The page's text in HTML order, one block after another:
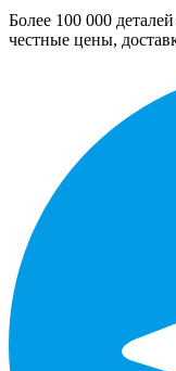
Более 100 000
честные цены,